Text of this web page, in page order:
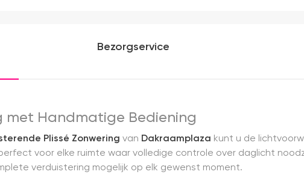
Bezorgservice
met Handmatige Bediening
Plissé Zonwering van Dakraamplaza kunt u de
voor elke ruimte waar volledige controle over daglicht
verduistering mogelijk op elk gewenst moment.